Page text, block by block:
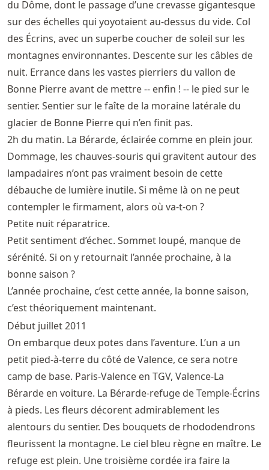
du Dôme, dont le passage d’une crevasse gigantesque
sur des échelles qui yoyotaient au-dessus du vide. Col
des Écrins, avec un superbe coucher de soleil sur les
montagnes environnantes. Descente sur les câbles de
nuit. Errance dans les vastes pierriers du vallon de
Bonne Pierre avant de mettre -- enfin ! -- le pied sur le
sentier. Sentier sur le faîte de la moraine latérale du
glacier de Bonne Pierre qui n’en finit pas.
2h du matin. La Bérarde, éclairée comme en plein jour.
Dommage, les chauves-souris qui gravitent autour des
lampadaires n’ont pas vraiment besoin de cette
débauche de lumière inutile. Si même là on ne peut
contempler le firmament, alors où va-t-on ?
Petite nuit réparatrice.
Petit sentiment d’échec. Sommet loupé, manque de
sérénité. Si on y retournait l’année prochaine, à la
bonne saison ?
L’année prochaine, c’est cette année, la bonne saison,
c’est théoriquement maintenant.
Début juillet 2011
On embarque deux potes dans l’aventure. L’un a un
petit pied-à-terre du côté de Valence, ce sera notre
camp de base. Paris-Valence en TGV, Valence-La
Bérarde en voiture. La Bérarde-refuge de Temple-Écrins
à pieds. Les fleurs décorent admirablement les
alentours du sentier. Des bouquets de rhododendrons
fleurissent la montagne. Le ciel bleu règne en maître. Le
refuge est plein. Une troisième cordée ira faire la